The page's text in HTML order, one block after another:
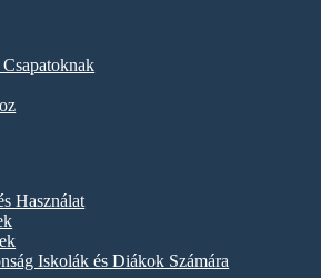
Használat
Iskolák és Diákok Számára